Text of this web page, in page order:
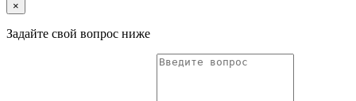
×
Задайте свой вопрос ниже